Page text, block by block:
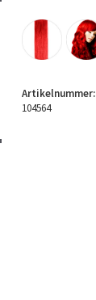
Artikelnummer:
104564